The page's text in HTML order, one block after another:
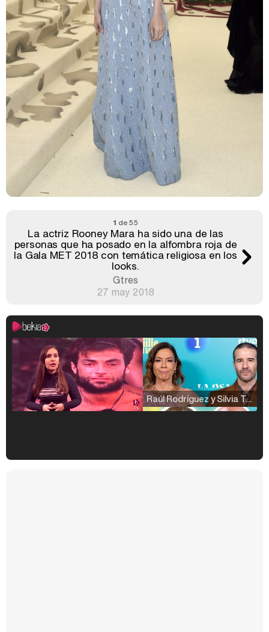
1 de 55
La actriz Rooney Mara ha sido una de las
personas que ha posado en la alfombra roja de
la Gala MET 2018 con temática religiosa en los
looks.
Gtres
27 may 2018
Raúl Rodríguez y Silvia Taulés nos cuentan su papel en 'La familia de la tele'